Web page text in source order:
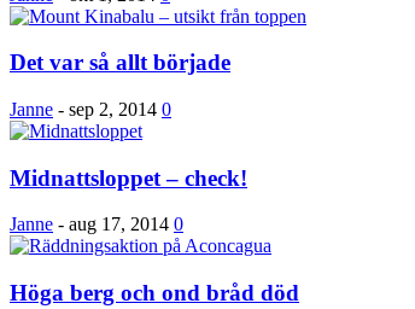
Det var så allt började
Janne - sep 2, 2014 0
Midnattsloppet – check!
Janne - aug 17, 2014 0
Höga berg och ond bråd död